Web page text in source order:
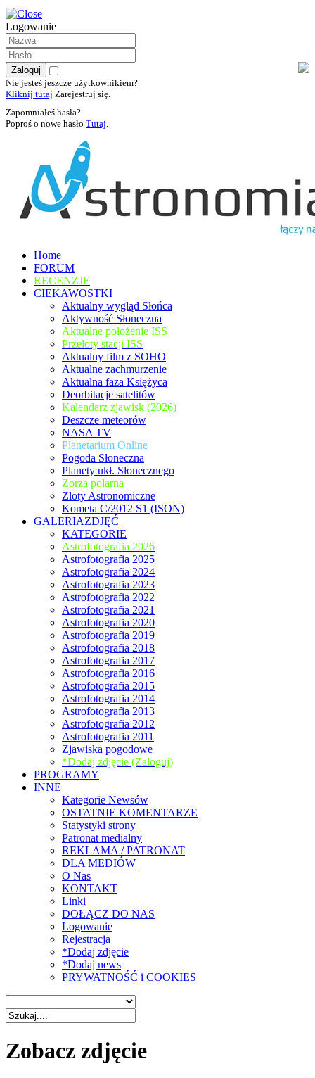
Logowanie
Nie jesteś jeszcze użytkownikiem?
Kliknij tutaj Zarejestruj się.
Zapomniałeś hasła?
Poproś o nowe hasło Tutaj.
Home
FORUM
RECENZJE
CIEKAWOSTKI
Aktualny wygląd Słońca
Aktywność Słoneczna
Aktualne położenie ISS
Przeloty stacji ISS
Aktualny film z SOHO
Aktualne zachmurzenie
Aktualna faza Księżyca
Deorbitacje satelitów
Kalendarz zjawisk (2026)
Deszcze meteorów
NASA TV
Planetarium Online
Pogoda Słoneczna
Planety ukł. Słonecznego
Zorza polarna
Zloty Astronomiczne
Kometa C/2012 S1 (ISON)
GALERIAZDJĘĆ
KATEGORIE
Astrofotografia 2026
Astrofotografia 2025
Astrofotografia 2024
Astrofotografia 2023
Astrofotografia 2022
Astrofotografia 2021
Astrofotografia 2020
Astrofotografia 2019
Astrofotografia 2018
Astrofotografia 2017
Astrofotografia 2016
Astrofotografia 2015
Astrofotografia 2014
Astrofotografia 2013
Astrofotografia 2012
Astrofotografia 2011
Zjawiska pogodowe
*Dodaj zdjęcie (Zaloguj)
PROGRAMY
INNE
Kategorie Newsów
OSTATNIE KOMENTARZE
Statystyki strony
Patronat medialny
REKLAMA / PATRONAT
DLA MEDIÓW
O Nas
KONTAKT
Linki
DOŁĄCZ DO NAS
Logowanie
Rejestracja
*Dodaj zdjęcie
*Dodaj news
PRYWATNOŚĆ i COOKIES
Zobacz zdjęcie